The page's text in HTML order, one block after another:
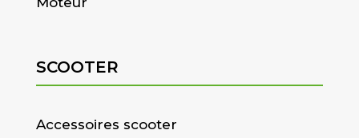
SCOOTER
Accessoires scooter